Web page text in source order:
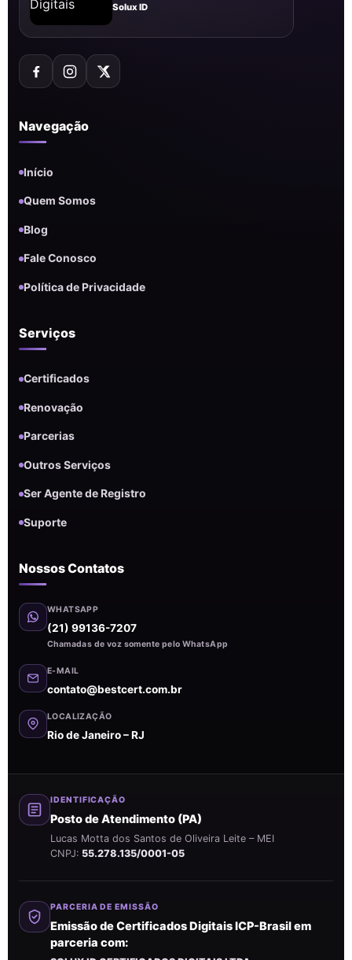
Solux ID
Navegação
Início
Quem Somos
Blog
Fale Conosco
Política de Privacidade
Serviços
Certificados
Renovação
Parcerias
Outros Serviços
Ser Agente de Registro
Suporte
Nossos Contatos
WHATSAPP
(21) 99136-7207
Chamadas de voz somente pelo WhatsApp
E-MAIL
contato@bestcert.com.br
LOCALIZAÇÃO
Rio de Janeiro – RJ
IDENTIFICAÇÃO
Posto de Atendimento (PA)
Lucas Motta dos Santos de Oliveira Leite – MEI
CNPJ: 55.278.135/0001-05
PARCERIA DE EMISSÃO
Emissão de Certificados Digitais ICP-Brasil em
parceria com: